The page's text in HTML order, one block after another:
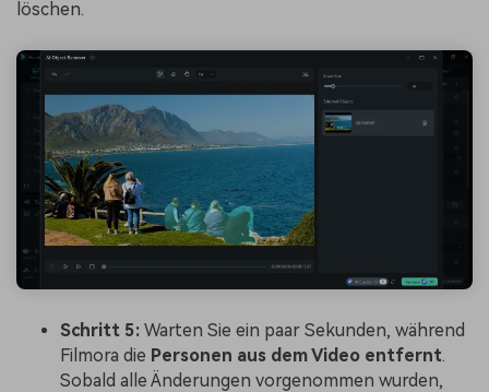
löschen.
Schritt 5: Warten Sie ein paar Sekunden, während
Filmora die Personen aus dem Video entfernt.
Sobald alle Änderungen vorgenommen wurden,